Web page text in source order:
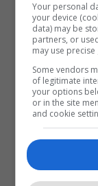
Your personal
your device
data) may be
partners, or
may use
Some vendors
of legitimate
your options
or in the site
and cookie